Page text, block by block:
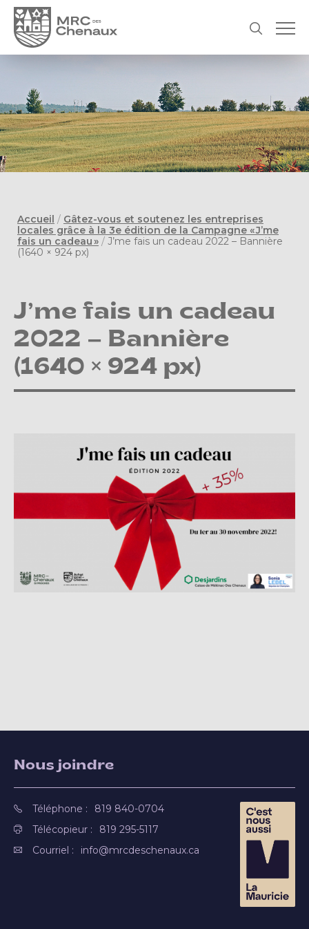
Accueil / Gâtez-vous et soutenez les entreprises
locales grâce à la 3e édition de la Campagne « J’me
fais un cadeau » / J’me fais un cadeau 2022 – Bannière
(1640 × 924 px)
J’me fais un cadeau
2022 – Bannière
(1640 × 924 px)
Nous joindre
Téléphone :
819 840-0704
Télécopieur :
819 295-5117
Courriel :
info@mrcdeschenaux.ca